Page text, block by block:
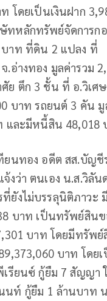
โดยเป็นเงินฝาก
ทหลักทรัพย์จัดการก
บาท ที่ดิน 2 แปลง ที่
.อ่างทอง มูลค่ารวม
ย ตึก 3 ชั้น ที่ อ.วิเศ
บาท รถยนต์ 3 คัน มู
และมีหนี้สิน 48,018
ยนทอง อดีต สส.บัญชี
งว่า ตนเอง น.ส.วิลั
ที่ยังไม่บรรลุนิติภาวะ
บาท เป็นทรัพย์สินข
บาท โดยมีทรัพ
บาท โดย
เรียนซ์ กู้ยืม 7 สัญญา
นท์ กู้ยืม 1 ล้านบาท